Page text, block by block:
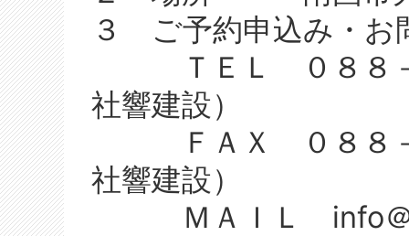
３ ご予約申込み・お
ＴＥＬ ０８８－
社響建設）
ＦＡＸ ０８８－
社響建設）
ＭＡＩＬ info